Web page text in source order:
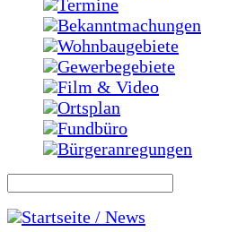
Termine
Bekanntmachungen
Wohnbaugebiete
Gewerbegebiete
Film & Video
Ortsplan
Fundbüro
Bürgeranregungen
Startseite / News